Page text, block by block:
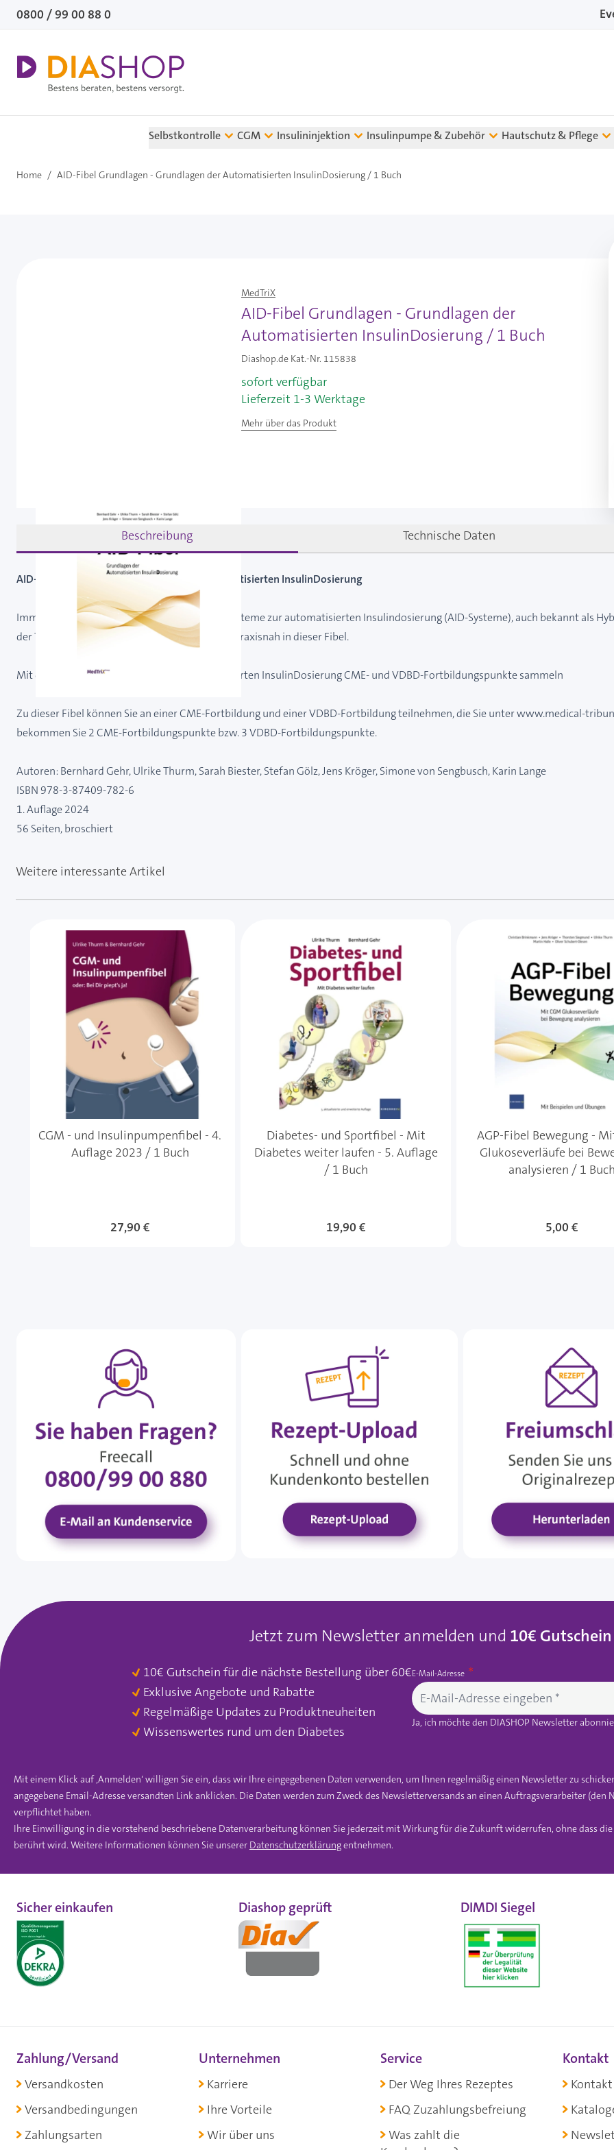
Direkt zum Inhalt
0800 / 99 00 88 0
Selbstkontrolle CGM Insulininjektion Insulinpumpe & Zubehör Hautschutz & Pflege
Home / AID-Fibel Grundlagen - Grundlagen der Automatisierten InsulinDosierung / 1 Buch
MedTriX
AID-Fibel Grundlagen - Grundlagen der
Automatisierten InsulinDosierung / 1 Buch
Diashop.de Kat.-Nr. 115838
sofort verfügbar
Lieferzeit 1-3 Werktage
Mehr über das Produkt
Beschreibung Technische Daten
AID-Fibel Grundlagen - Grundlagen der Automatisierten InsulinDosierung
Immer mehr Menschen mit Diabetes nutzen Systeme zur automatisierten Insulindosierung (AID-Systeme), auch bekannt als
der Therapie zu beachten ist, erfahren Sie sehr praxisnah in dieser Fibel.
Mit der AID-Fibel – Grundlagen der Automatisierten InsulinDosierung CME- und VDBD-Fortbildungspunkte sammeln
Zu dieser Fibel können Sie an einer CME-Fortbildung und einer VDBD-Fortbildung teilnehmen, die Sie unter www.medical-
bekommen Sie 2 CME-Fortbildungspunkte bzw. 3 VDBD-Fortbildungspunkte.
Autoren: Bernhard Gehr, Ulrike Thurm, Sarah Biester, Stefan Gölz, Jens Kröger, Simone von Sengbusch, Karin Lange
ISBN 978-3-87409-782-6
1. Auflage 2024
56 Seiten, broschiert
Weitere interessante Artikel
CGM - und Insulinpumpenfibel - 4.
Auflage 2023 / 1 Buch
27,90 €
Diabetes- und Sportfibel - Mit
Diabetes weiter laufen - 5. Auflage
/ 1 Buch
19,90 €
AGP-Fibel Bewegung -
Glukoseverläufe bei
analysieren / 1 Buch
5,00 €
Jetzt zum Newsletter anmelden und 10€
10€ Gutschein für die nächste Bestellung über 60€
Exklusive Angebote und Rabatte
Regelmäßige Updates zu Produktneuheiten
Wissenswertes rund um den Diabetes
E-Mail-Adresse
Ja, ich möchte den DIASHOP Newsletter
Mit einem Klick auf ‚Anmelden‘ willigen Sie ein, dass wir Ihre eingegebenen Daten verwenden, um Ihnen regelmäßig einen Newsletter zu
angegebene Email-Adresse versandten Link anklicken. Die Daten werden zum Zweck des Newsletterversands an einen Auftragsverarbeiter
verpflichtet haben.
Ihre Einwilligung in die vorstehend beschriebene Datenverarbeitung können Sie jederzeit mit Wirkung für die Zukunft widerrufen, ohne dass
berührt wird. Weitere Informationen können Sie unserer Datenschutzerklärungentnehmen.
Sicher einkaufen Diashop geprüft DIMDI Siegel
Zahlung/Versand
Versandkosten
Versandbedingungen
Zahlungsarten
Unternehmen
Karriere
Ihre Vorteile
Wir über uns
Service
Der Weg Ihres Rezeptes
FAQ Zuzahlungsbefreiung
Was zahlt die
Kontakt
Kontakt